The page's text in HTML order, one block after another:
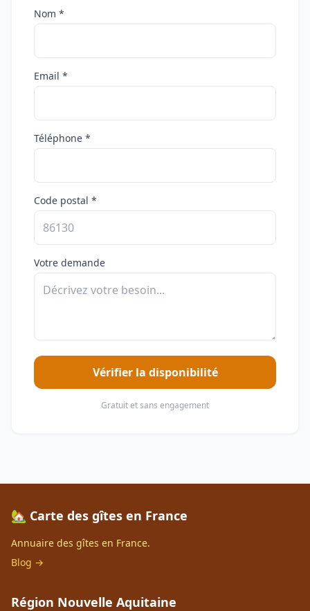
Nom *
Email *
Téléphone *
Code postal *
Votre demande
Vérifier la disponibilité
Gratuit et sans engagement
🏡 Carte des gîtes en France
Annuaire des gîtes en France.
Blog →
Région Nouvelle Aquitaine